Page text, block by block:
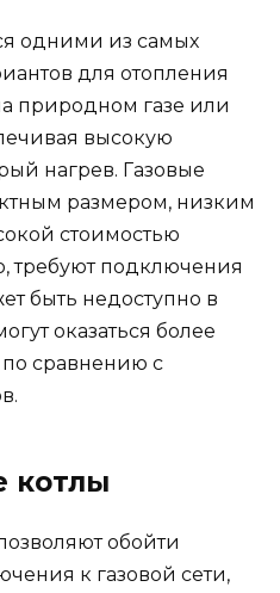
одними из самых
для отопления
природном газе или
высокую
нагрев. Газовые
размером, низким
стоимостью
требуют подключения
быть недоступно в
оказаться более
сравнению с
котлы
обойти
к газовой сети,